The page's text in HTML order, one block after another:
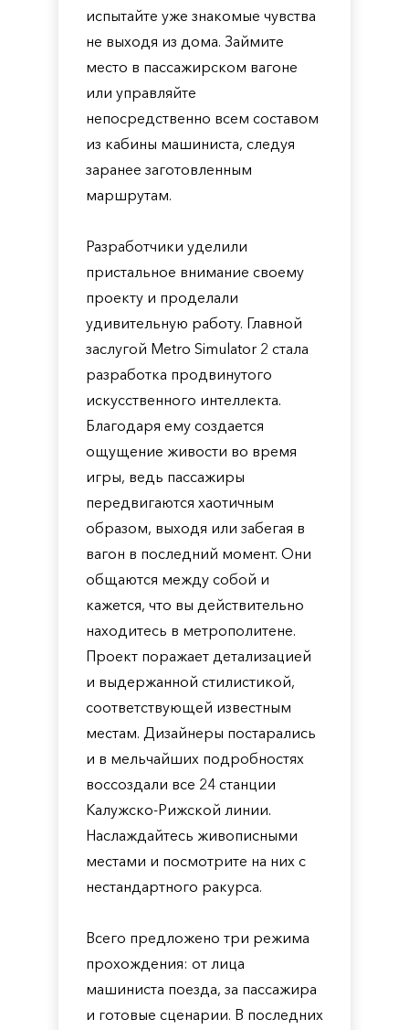
испытайте уже знакомые чувства
не выходя из дома. Займите
место в пассажирском вагоне
или управляйте
непосредственно всем составом
из кабины машиниста, следуя
заранее заготовленным
маршрутам.
Разработчики уделили
пристальное внимание своему
проекту и проделали
удивительную работу. Главной
заслугой Metro Simulator 2 стала
разработка продвинутого
искусственного интеллекта.
Благодаря ему создается
ощущение живости во время
игры, ведь пассажиры
передвигаются хаотичным
образом, выходя или забегая в
вагон в последний момент. Они
общаются между собой и
кажется, что вы действительно
находитесь в метрополитене.
Проект поражает детализацией
и выдержанной стилистикой,
соответствующей известным
местам. Дизайнеры постарались
и в мельчайших подробностях
воссоздали все 24 станции
Калужско-Рижской линии.
Наслаждайтесь живописными
местами и посмотрите на них с
нестандартного ракурса.
Всего предложено три режима
прохождения: от лица
машиниста поезда, за пассажира
и готовые сценарии. В последних